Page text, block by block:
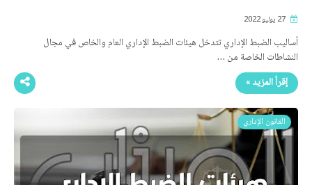
أساليب الضبط الإداري تتدخل هيئات الضبط الإداري العام والخاص في مجال
النشاطات الخاصة من …
إقرأ المزيد »
القانون الإداري